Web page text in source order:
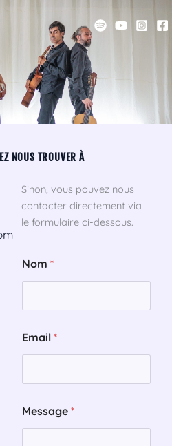
NOUS TROUVER À
Sinon, vous pouvez nous
contacter directement via
le formulaire ci-dessous.
e
s
a
e
E
m
i
*
Nom *
Email *
Message *